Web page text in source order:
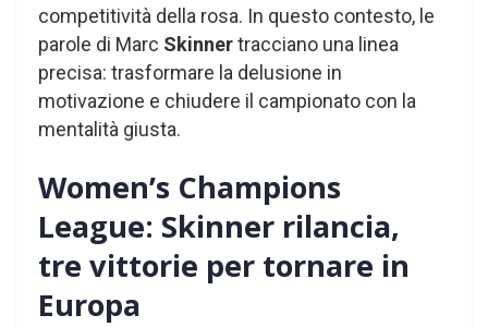
competitività della rosa. In questo contesto, le
parole di Marc Skinnertracciano una linea
precisa: trasformare la delusione in
motivazione e chiudere il campionato con la
mentalità giusta.
Women’s Champions
League: Skinner rilancia,
tre vittorie per tornare in
Europa